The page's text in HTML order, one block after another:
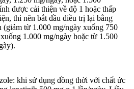
được cải thiện về độ 1 hoặc thấp
thì nên bắt đầu điều trị lại bằng
(giảm từ 1.000 mg/ngày xuống 750
1.000 mg/ngày hoặc từ 1.500
khi sử dụng đồng thời với chất ức